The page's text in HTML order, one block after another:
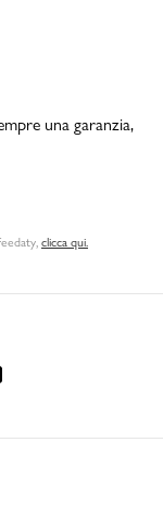
una garanzia,
, clicca qui.